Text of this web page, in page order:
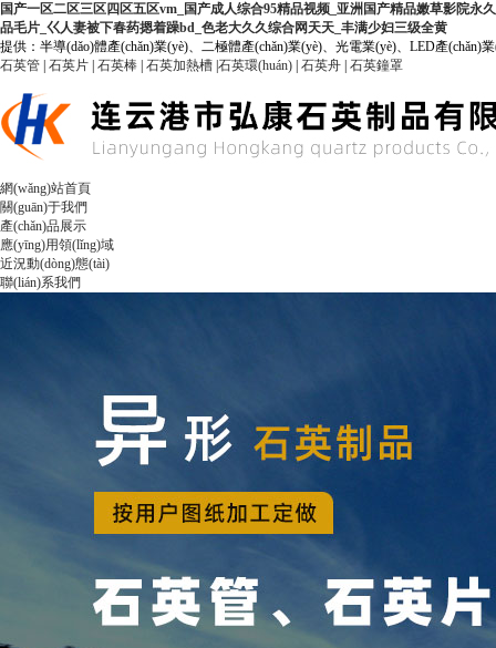
国产一区二区三区四区五区vm_国产成人综合95精品视频_亚洲国产精品嫩草影院
品毛片_巜人妻被下春药摁着躁bd_色老大久久综合网天天_丰满少妇三级全黄
提供：半導(dǎo)體產(chǎn)業(yè)、二極體產(chǎn)業(yè)、光電業(yè)、LED產(chǎn)
石英管 石英片 石英棒 石英加熱槽 石英環(huán) 石英舟 石英鐘罩
網(wǎng)站首頁
關(guān)于我們
產(chǎn)品展示
應(yīng)用領(lǐng)域
近況動(dòng)態(tài)
聯(lián)系我們